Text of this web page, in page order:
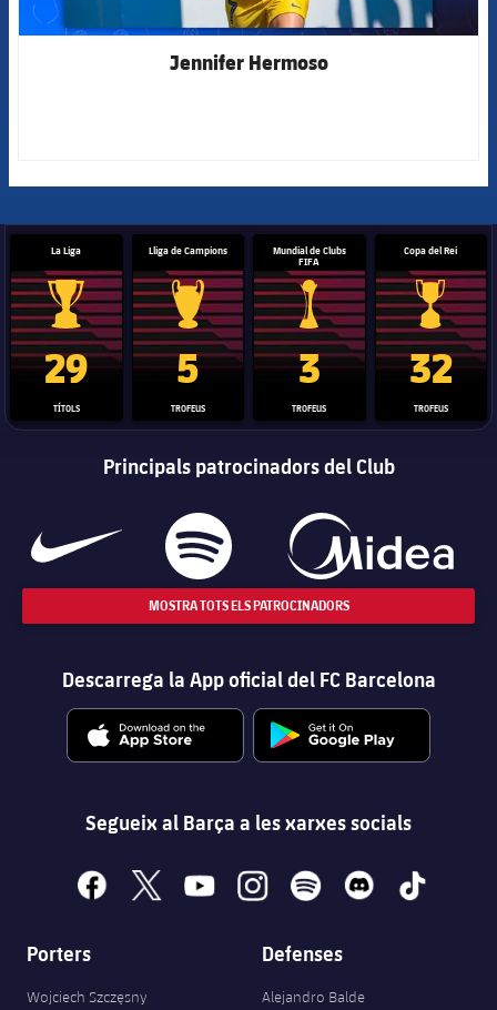
Jennifer Hermoso
La Liga
Trofeu de la Liga
29
TÍTOLS
Lliga de Campions
Trofeu de la Lliga de Campions
5
TROFEUS
Mundial de Clubs
FIFA
Trofeu del Mundial de Clubs
3
TROFEUS
Copa del Rei
Copa del
32
TROFEUS
Principals patrocinadors del Club
MOSTRA TOTS ELS PATROCINADORS
Descarrega la App oficial del FC Barcelona
Segueix al Barça a les xarxes socials
facebook
x youtubeinstagramspotify discord tiktok
Porters
Wojciech Szczęsny
Defenses
Alejandro Balde